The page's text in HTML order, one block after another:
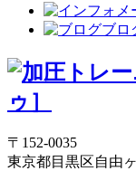
ブロ
〒152-0035
東京都目黒区自由